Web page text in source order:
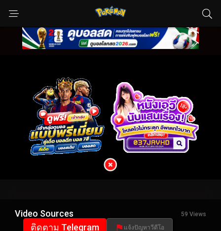
Video Sources 59 Views
ติดตาม Telegram แจ้งปัญหาวีดีโอ